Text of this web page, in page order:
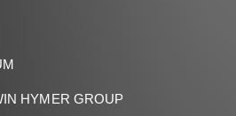
HYMER GROUP